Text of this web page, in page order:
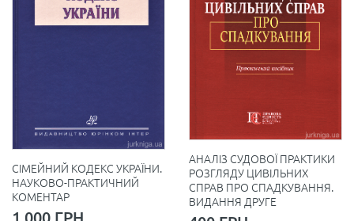
СІМЕЙНИЙ КОДЕКС УКРАЇНИ.
НАУКОВО-ПРАКТИЧНИЙ
КОМЕНТАР
АНАЛІЗ СУДОВОЇ ПРАКТИКИ
РОЗГЛЯДУ ЦИВІЛЬНИХ
СПРАВ ПРО СПАДКУВАННЯ.
ВИДАННЯ ДРУГЕ